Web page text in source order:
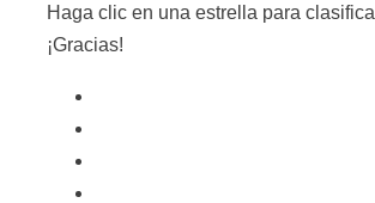
Haga clic en una estrella para
¡Gracias!